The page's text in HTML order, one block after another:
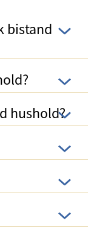
bistand
hushold?